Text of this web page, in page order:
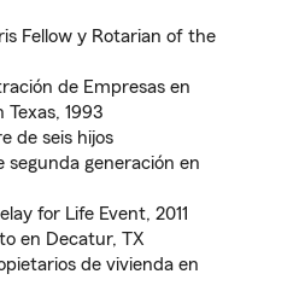
Fellow y Rotarian of the
de Empresas en
1993
de seis hijos
generación en
for Life Event, 2011
en Decatur, TX
de vivienda en